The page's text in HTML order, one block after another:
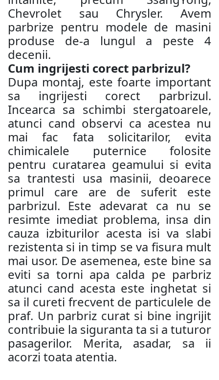
Chevrolet sau Chrysler. Avem
parbrize pentru modele de masini
produse de-a lungul a peste 4
decenii.
Cum ingrijesti corect parbrizul?
Dupa montaj, este foarte important
sa ingrijesti corect parbrizul.
Incearca sa schimbi stergatoarele,
atunci cand observi ca acestea nu
mai fac fata solicitarilor, evita
chimicalele puternice folosite
pentru curatarea geamului si evita
sa trantesti usa masinii, deoarece
primul care are de suferit este
parbrizul. Este adevarat ca nu se
resimte imediat problema, insa din
cauza izbiturilor acesta isi va slabi
rezistenta si in timp se va fisura mult
mai usor. De asemenea, este bine sa
eviti sa torni apa calda pe parbriz
atunci cand acesta este inghetat si
sa il cureti frecvent de particulele de
praf. Un parbriz curat si bine ingrijit
contribuie la siguranta ta si a tuturor
pasagerilor. Merita, asadar, sa ii
acorzi toata atentia.